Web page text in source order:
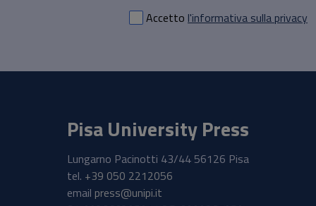
Accetto l'informativa sulla privacy
Pisa University Press
Lungarno Pacinotti 43/44 56126 Pisa
tel. +39 050 2212056
email press@unipi.it